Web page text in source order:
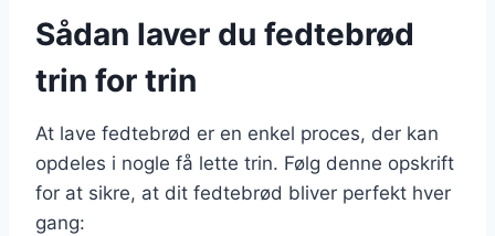
Sådan laver du fedtebrød
trin for trin
At lave fedtebrød er en enkel proces, der kan
opdeles i nogle få lette trin. Følg denne opskrift
for at sikre, at dit fedtebrød bliver perfekt hver
gang: